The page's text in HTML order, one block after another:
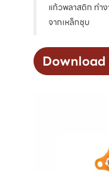
แก้วพลาสติก ทำ
จากเหล็กชุบ
Download